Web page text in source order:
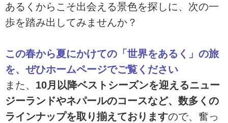
あるくからこそ出会える景色を探しに、次の一
歩を踏み出してみませんか？
この春から夏にかけての「世界をあるく」の旅
を、ぜひホームページでご覧ください
また、 10月以降ベストシーズンを迎えるニュー
ジーランドやネパールのコースなど、数多くの
ラインナップを取り揃えておりますので、奮っ